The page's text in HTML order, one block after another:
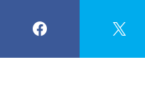
sezon